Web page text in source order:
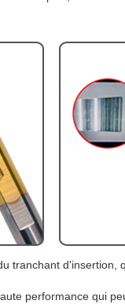
tranchant
performance qui